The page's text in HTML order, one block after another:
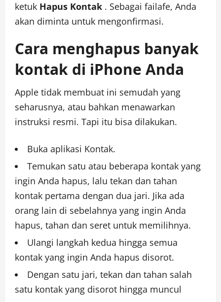
ketuk Hapus Kontak . Sebagai failafe, Anda
akan diminta untuk mengonfirmasi.
Cara menghapus banyak
kontak di iPhone Anda
Apple tidak membuat ini semudah yang
seharusnya, atau bahkan menawarkan
instruksi resmi. Tapi itu bisa dilakukan.
Buka aplikasi Kontak.
Temukan satu atau beberapa kontak yang
ingin Anda hapus, lalu tekan dan tahan
kontak pertama dengan dua jari. Jika ada
orang lain di sebelahnya yang ingin Anda
hapus, tahan dan seret untuk memilihnya.
Ulangi langkah kedua hingga semua
kontak yang ingin Anda hapus disorot.
Dengan satu jari, tekan dan tahan salah
satu kontak yang disorot hingga muncul